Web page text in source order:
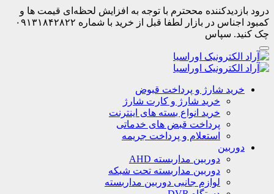
درود بازدیدکننده مححترم با توجه به افزایش لحظه‌ای قیمت ها و
کمبود اجناس در بازار لطفا قبل از خرید با شماره ۰۹۱۳۱۸۴۲۸۲۲
چک کنید. سپاس
خرید شارژ و پرداخت قبوض
خرید شارژ و کارت شارژ
خرید انواع بسته های اینترنت
پرداخت قبض های خدماتی
استعلام و پرداخت جریمه
دوربین
دوربین مداربسته AHD
دوربین مداربسته تحت شبکه
لوازم جانبی دوربین مداربسته